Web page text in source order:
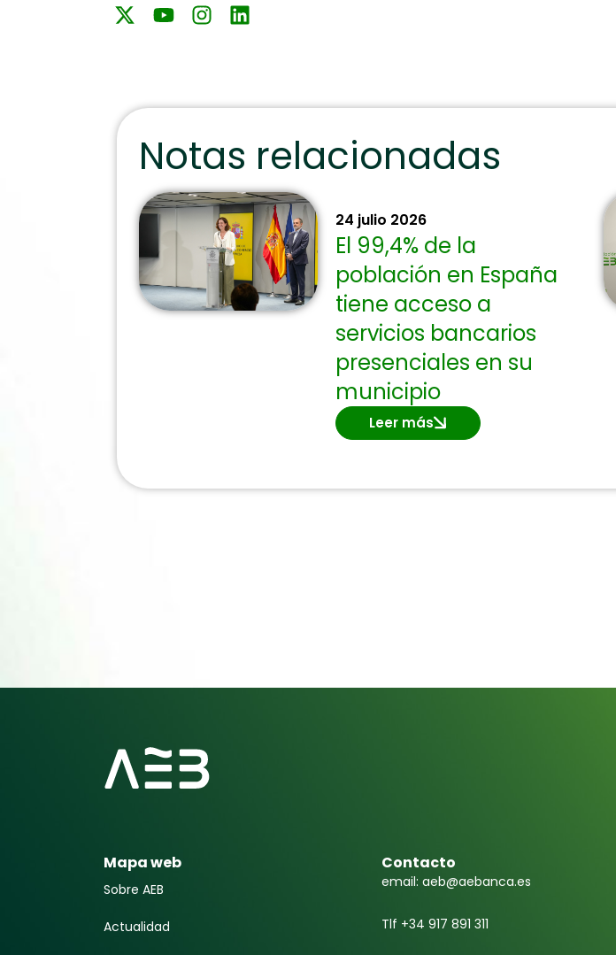
Notas relacionadas
24 julio 2026
El 99,4% de la
población en España
tiene acceso a
servicios bancarios
presenciales en su
municipio
Leer más
Mapa web
Sobre AEB
Actualidad
Contacto
email: aeb@aebanca.es
Tlf +34 917 891 311